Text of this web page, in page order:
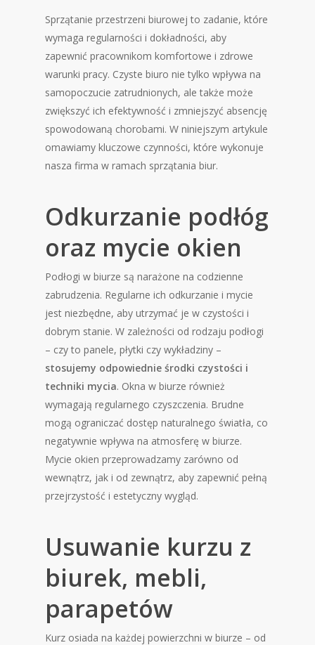
Sprzątanie przestrzeni biurowej to zadanie, które
wymaga regularności i dokładności, aby
zapewnić pracownikom komfortowe i zdrowe
warunki pracy. Czyste biuro nie tylko wpływa na
samopoczucie zatrudnionych, ale także może
zwiększyć ich efektywność i zmniejszyć absencję
spowodowaną chorobami. W niniejszym artykule
omawiamy kluczowe czynności, które wykonuje
nasza firma w ramach sprzątania biur.
Odkurzanie podłóg
oraz mycie okien
Podłogi w biurze są narażone na codzienne
zabrudzenia. Regularne ich odkurzanie i mycie
jest niezbędne, aby utrzymać je w czystości i
dobrym stanie. W zależności od rodzaju podłogi
– czy to panele, płytki czy wykładziny –
stosujemy odpowiednie środki czystości i
techniki mycia. Okna w biurze również
wymagają regularnego czyszczenia. Brudne
mogą ograniczać dostęp naturalnego światła, co
negatywnie wpływa na atmosferę w biurze.
Mycie okien przeprowadzamy zarówno od
wewnątrz, jak i od zewnątrz, aby zapewnić pełną
przejrzystość i estetyczny wygląd.
Usuwanie kurzu z
biurek, mebli,
parapetów
Kurz osiada na każdej powierzchni w biurze – od